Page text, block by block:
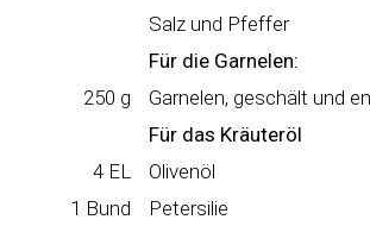
Salz und Pfeffer
Für die Garnelen:
250 g
Garnelen, geschält und
Für das Kräuteröl
4 EL
Olivenöl
1 Bund
Petersilie